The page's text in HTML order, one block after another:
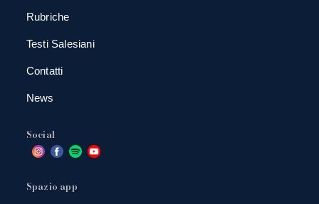
Rubriche
Testi Salesiani
Contatti
News
Social
Spazio app